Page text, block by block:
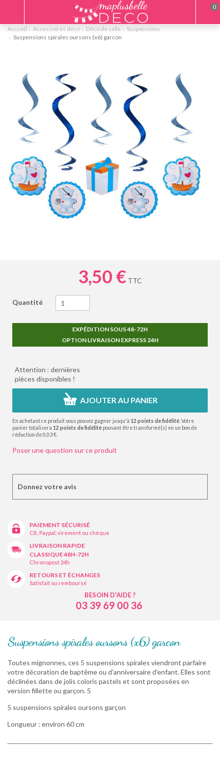
Accueil Accessoires déco Déco de salle
Suspensions
Suspensions spirales oursons (x6) garcon
3,50 € TTC
Quantité
EXPÉDITION SOUS 48-72H
OPTION LIVRAISON EXPRESS 24H
Attention : dernières
pièces disponibles !
AJOUTER AU PANIER
En achetant ce produit vous pouvez gagner jusqu'à 12 points de fidélité . Votre
panier totalisera 12 points de fidélité pouvant être transformé(s) en un bon de
réduction de0,03 €
Poser une question sur ce produit
Donnez votre avis
PAIEMENT SÉCURISÉ
CB, Paypal, virement ou chèque
LIVRAISON RAPIDE
CLASSIQUE 48H-72H
Chronopost 24h
RETOURS ET ÉCHANGES
Satisfait ou remboursé
BESOIN D'AIDE ?
03 39 69 00 36
Suspensions spirales oursons (x6) garcon
Toutes mignonnes, ces 5 suspensions spirales viendront parfaire
votre décoration de baptême ou d'anniversaire d'enfant. Elles sont
déclinées dans de jolis coloris pastels et sont proposées en
version fillette ou garçon. 5
5 suspensions spirales oursons garçon
Longueur : environ 60 cm
0